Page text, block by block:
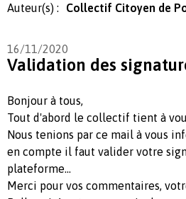
Auteur(s) : Collectif Citoyen de
16/11/2020
Validation des
Bonjour à tous,
Tout d'abord le collectif tient à
Nous tenions par ce mail à vous
en compte il faut valider votre
plateforme...
Merci pour vos commentaires,